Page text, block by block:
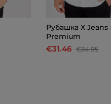
Рубашка X Jeans
Premium
€31.46 €34.95